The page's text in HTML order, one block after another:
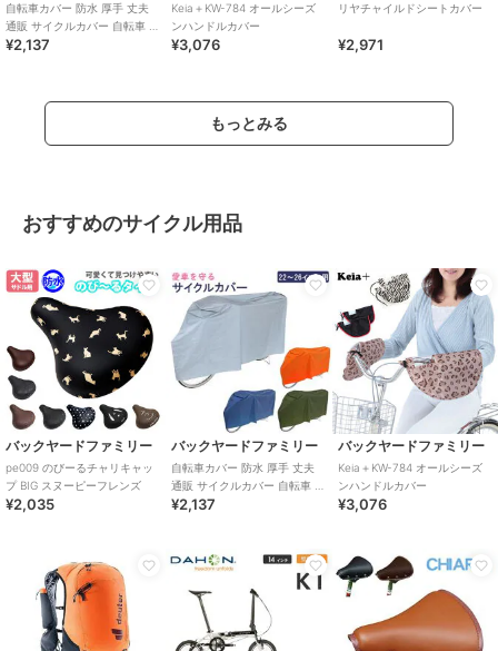
自転車カバー 防水 厚手 丈夫
通販 サイクルカバー 自転車 雨
自転車置き場 カバー 防犯 撥水
¥2,137
Keia＋KW-784 オールシーズ
ンハンドルカバー
¥3,076
リヤチャイルドシートカバー
¥2,971
もっとみる
おすすめのサイクル用品
バックヤードファミリー
pe009 のびーるチャリキャッ
プ BIG スヌーピーフレンズ
¥2,035
バックヤードファミリー
自転車カバー 防水 厚手 丈夫
通販 サイクルカバー 自転車 雨
自転車置き場 カバー 防犯 撥水
¥2,137
バックヤードファミリー
Keia＋KW-784 オールシーズ
ンハンドルカバー
¥3,076